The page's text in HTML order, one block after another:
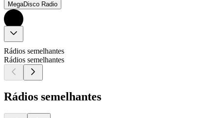
MegaDisco Radio
Rádios semelhantes
Rádios semelhantes
Rádios semelhantes